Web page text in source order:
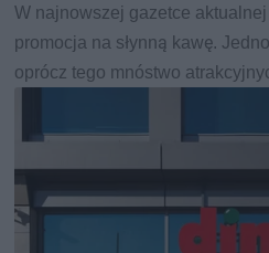
W najnowszej gazetce
promocja na słynną kawę.
oprócz tego mnóstwo